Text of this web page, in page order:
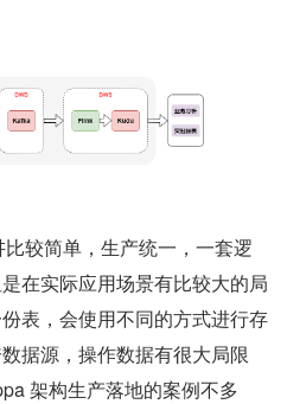
较简单，生产统一，一套逻
在实际应用场景有比较大的局
表，会使用不同的方式进行存
据源，操作数据有很大局限
架构生产落地的案例不多